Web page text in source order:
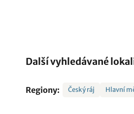
Další vyhledávané
Regiony: Český ráj Hlavní